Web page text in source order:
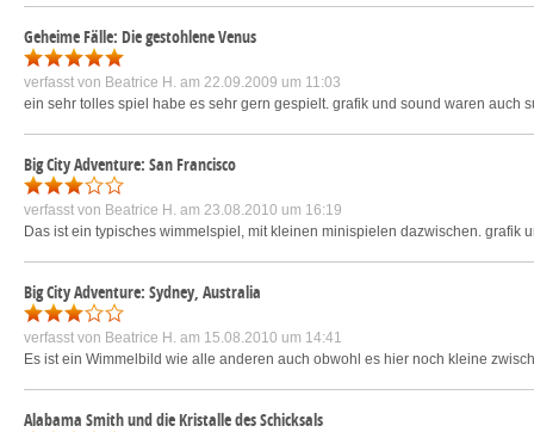
Geheime Fälle: Die gestohlene Venus
verfasst von Beatrice H. am 22.09.2009 um 11:03
ein sehr tolles spiel habe es sehr gern gespielt. grafik und sound waren auch
Big City Adventure: San Francisco
verfasst von Beatrice H. am 23.08.2010 um 16:19
Das ist ein typisches wimmelspiel, mit kleinen minispielen dazwischen.
Big City Adventure: Sydney, Australia
verfasst von Beatrice H. am 15.08.2010 um 14:41
Es ist ein Wimmelbild wie alle anderen auch obwohl es hier noch kleine
Alabama Smith und die Kristalle des Schicksals